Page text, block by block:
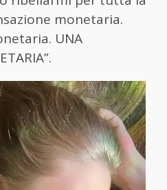
monetaria.
UNA